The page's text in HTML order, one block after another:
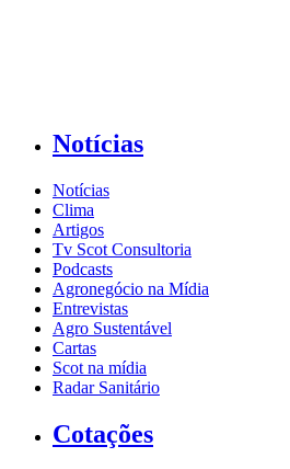
Notícias
Notícias
Clima
Artigos
Tv Scot Consultoria
Podcasts
Agronegócio na Mídia
Entrevistas
Agro Sustentável
Cartas
Scot na mídia
Radar Sanitário
Cotações